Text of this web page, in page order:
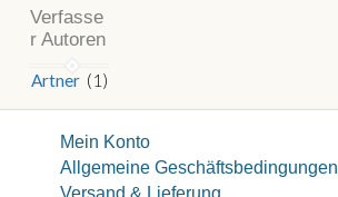
Verfasse
r Autoren
Artner (1)
Mein Konto
Allgemeine Geschäftsbedingungen
Versand & Lieferung